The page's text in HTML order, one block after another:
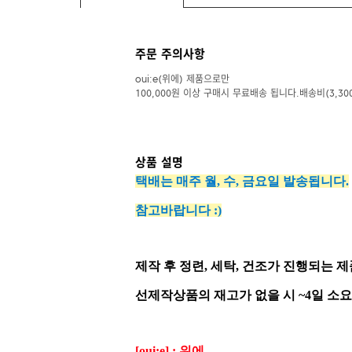
주문 주의사항
oui:e(위에) 제품으로만
100,000원 이상 구매시 무료배송 됩니다.배송비
상품 설명